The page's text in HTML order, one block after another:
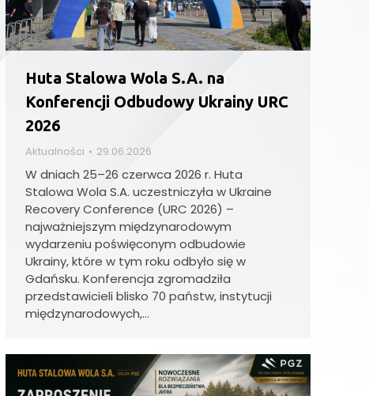
Huta Stalowa Wola S.A. na
Konferencji Odbudowy Ukrainy URC
2026
Aktualności 29.06.2026
W dniach 25–26 czerwca 2026 r. Huta
Stalowa Wola S.A. uczestniczyła w Ukraine
Recovery Conference (URC 2026) –
najważniejszym międzynarodowym
wydarzeniu poświęconym odbudowie
Ukrainy, które w tym roku odbyło się w
Gdańsku. Konferencja zgromadziła
przedstawicieli blisko 70 państw, instytucji
międzynarodowych,…